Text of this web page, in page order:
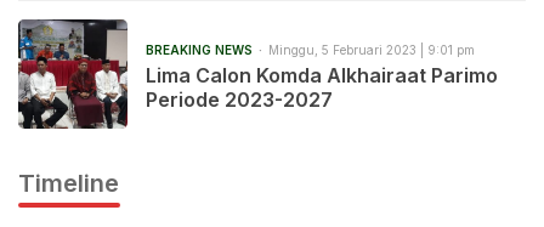
BREAKING NEWS Minggu, 5 Februari 2023 | 9:01 pm
Lima Calon Komda Alkhairaat Parimo
Periode 2023-2027
Timeline